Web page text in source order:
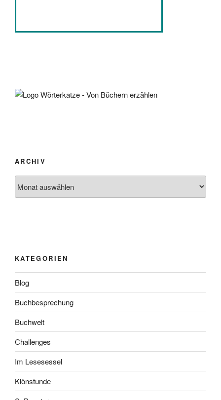
ARCHIV
KATEGORIEN
Blog
Buchbesprechung
Buchwelt
Challenges
Im Lesesessel
Klönstunde